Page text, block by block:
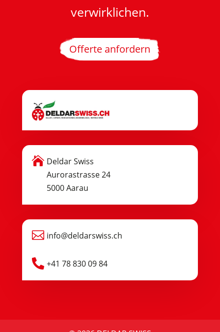
verwirklichen.
Offerte anfordern
 Deldar Swiss
Aurorastrasse 24
5000 Aarau
 info@deldarswiss.ch
 +41 78 830 09 84